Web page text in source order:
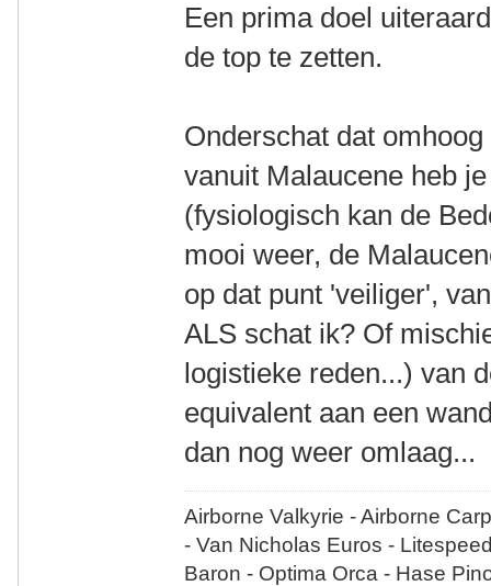
Een prima doel
de top te zetten.
Onderschat dat
vanuit Malaucene heb
(fysiologisch kan de
mooi weer, de
op dat punt 'veiliger',
ALS schat ik? Of
logistieke reden...) van
equivalent aan een
dan nog weer omlaag...
Airborne Valkyrie - Airborne
- Van Nicholas Euros -
Baron - Optima Orca - Hase